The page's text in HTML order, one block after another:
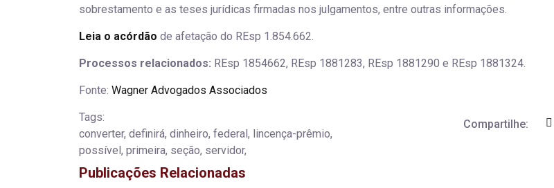
sobrestamento e as teses jurídicas firmadas nos julgamentos, entre outras informações.
Leia o acórdão de afetação do REsp 1.854.662.
Processos relacionados: REsp 1854662, REsp 1881283, REsp 1881290 e REsp 1881324.
Fonte: Wagner Advogados Associados
Tags:
converter, definirá, dinheiro, federal, lincença-prêmio,
possível, primeira, seção, servidor,
Compartilhe:
Publicações Relacionadas